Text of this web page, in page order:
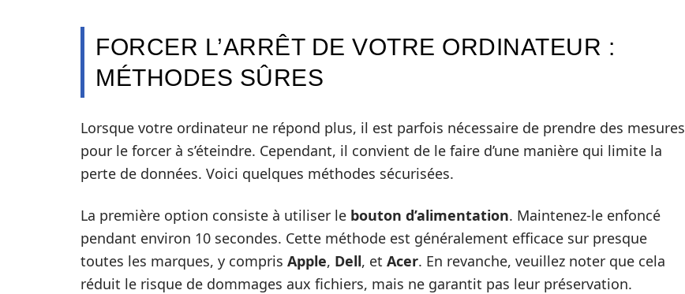
FORCER L’ARRÊT DE VOTRE ORDINATEUR :
MÉTHODES SÛRES
Lorsque votre ordinateur ne répond plus, il est parfois nécessaire de prendre des mesures
pour le forcer à s’éteindre. Cependant, il convient de le faire d’une manière qui limite la
perte de données. Voici quelques méthodes sécurisées.
La première option consiste à utiliser le bouton d’alimentation. Maintenez-le enfoncé
pendant environ 10 secondes. Cette méthode est généralement efficace sur presque
toutes les marques, y compris Apple, Dell, et Acer. En revanche, veuillez noter que cela
réduit le risque de dommages aux fichiers, mais ne garantit pas leur préservation.